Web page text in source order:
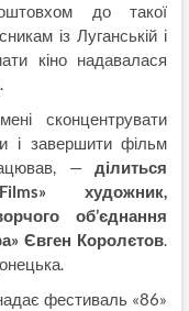
до такої
із Луганській і
кіно надавалася
сконцентрувати
і завершити фільм
—ділиться
художник,
об’єднання
Євген Королєтов.
фестиваль «86»